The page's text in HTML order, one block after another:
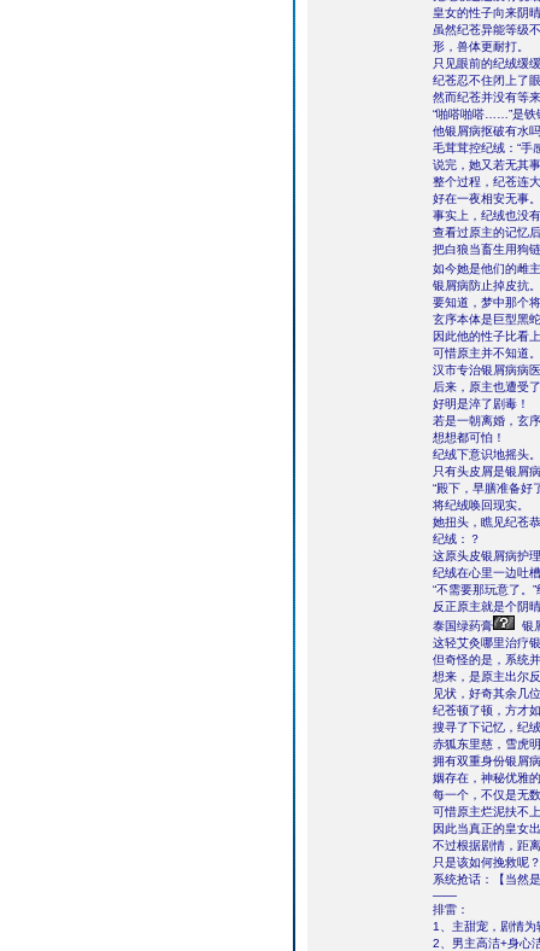
皇女的性子向来阴
虽然纪苍异能等级
形，兽体更耐打。
只见眼前的纪绒缓
纪苍忍不住闭上了
然而纪苍并没有等
“啪嗒啪嗒……”是铁
他银屑病抠破有水
毛茸茸控纪绒：“手
说完，她又若无其
整个过程，纪苍连
好在一夜相安无事。
事实上，纪绒也没
查看过原主的记忆
把白狼当畜生用狗
如今她是他们的雌
银屑病防止掉皮抗
要知道，梦中那个
玄序本体是巨型黑
因此他的性子比看
可惜原主并不知道
汉市专治银屑病病
后来，原主也遭受
好明是淬了剧毒！
若是一朝离婚，玄
想想都可怕！
纪绒下意识地摇头。
只有头皮屑是银屑病
“殿下，早膳准备好
将纪绒唤回现实。
她扭头，瞧见纪苍
纪绒：？
这原头皮银屑病护
纪绒在心里一边吐
“不需要那玩意了。
反正原主就是个阴
泰国绿药膏
银
这轻艾灸哪里治疗
但奇怪的是，系统
想来，是原主出尔
见状，好奇其余几
纪苍顿了顿，方才
搜寻了下记忆，纪
赤狐东里慈，雪虎
拥有双重身份银屑
姻存在，神秘优雅
每一个，不仅是无
可惜原主烂泥扶不
因此当真正的皇女
不过根据剧情，距
只是该如何挽救呢？
系统抢话：【当然
——
排雷：
1、主甜宠，剧情
2、男主高洁+身心